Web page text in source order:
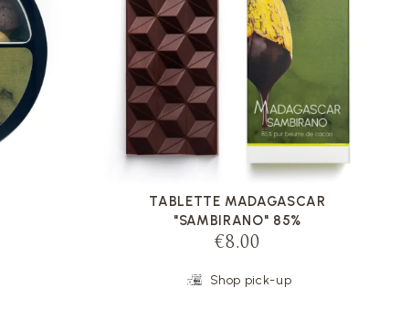
TABLETTE MADAGASCAR
"SAMBIRANO" 85%
€8.00
Shop pick-up
VOIR LA FICHE